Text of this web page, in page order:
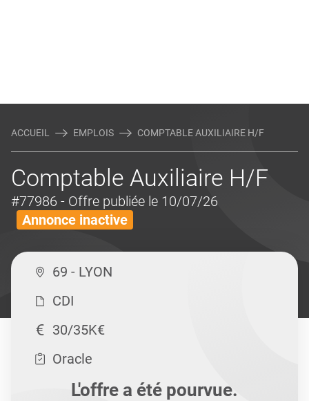
ACCUEIL EMPLOIS COMPTABLE AUXILIAIRE H/F
Comptable Auxiliaire H/F
#77986 - Offre publiée le 10/07/26
Annonce inactive
69 - LYON
CDI
30/35K€
Oracle
L'offre a été pourvue.